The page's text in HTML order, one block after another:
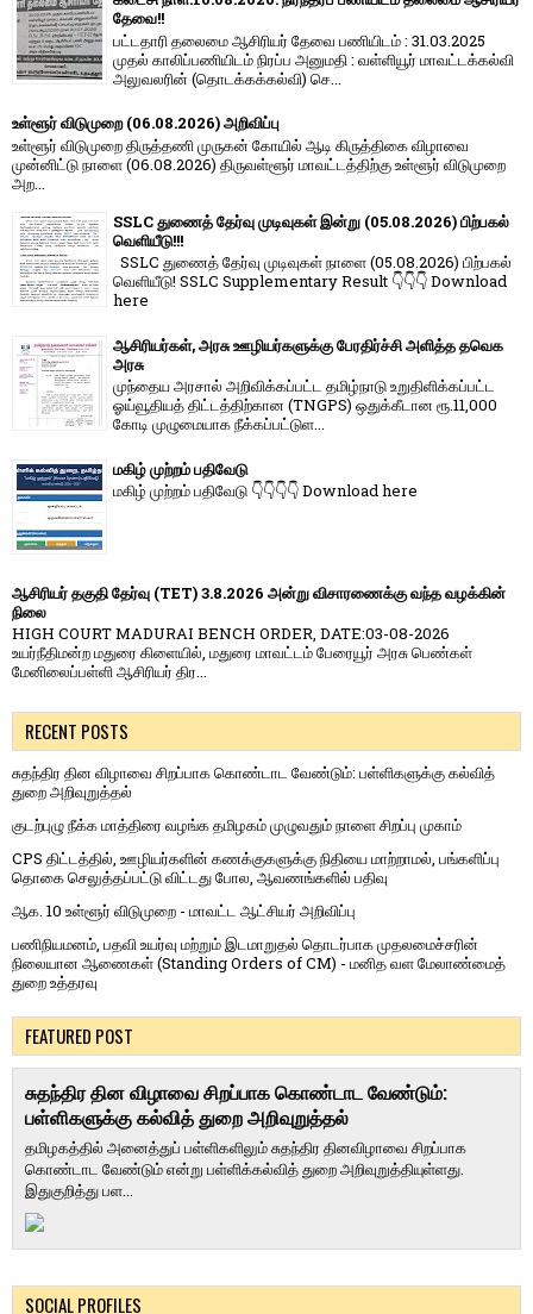
தேவை!!
பட்டதாரி தலைமை ஆசிரியர் தேவை பணியிடம் : 31.03.2025
முதல் காலிப்பணியிடம் நிரப்ப அனுமதி : வள்ளியூர் மாவட்டக்கல்வி
அலுவலரின் (தொடக்கக்கல்வி) செ...
உள்ளூர் விடுமுறை (06.08.2026) அறிவிப்பு
உள்ளூர் விடுமுறை திருத்தணி முருகன் கோயில் ஆடி கிருத்திகை விழாவை
முன்னிட்டு நாளை (06.08.2026) திருவள்ளூர் மாவட்டத்திற்கு உள்ளூர் விடுமுறை
அற...
SSLC துணைத் தேர்வு முடிவுகள் இன்று (05.08.2026) பிற்பகல்
வெளியீடு!!!
SSLC துணைத் தேர்வு முடிவுகள் நாளை (05.08.2026) பிற்பகல்
வெளியீடு! SSLC Supplementary Result 👇👇👇 Download
here
ஆசிரியர்கள், அரசு ஊழியர்களுக்கு பேரதிர்ச்சி அளித்த தவெக
அரசு
முந்தைய அரசால் அறிவிக்கப்பட்ட தமிழ்நாடு உறுதிளிக்கப்பட்ட
ஓய்வூதியத் திட்டத்திற்கான (TNGPS) ஒதுக்கீடான ரூ.11,000
கோடி முழுமையாக நீக்கப்பட்டுள...
மகிழ் முற்றம் பதிவேடு
மகிழ் முற்றம் பதிவேடு 👇👇👇👇 Download here
ஆசிரியர் தகுதி தேர்வு (TET) 3.8.2026 அன்று விசாரணைக்கு வந்த வழக்கின்
நிலை
HIGH COURT MADURAI BENCH ORDER, DATE:03-08-2026
உயர்நீதிமன்ற மதுரை கிளையில், மதுரை மாவட்டம் பேரையூர் அரசு பெண்கள்
மேனிலைப்பள்ளி ஆசிரியர் திர...
RECENT POSTS
சுதந்திர தின விழாவை சிறப்பாக கொண்டாட வேண்டும்: பள்ளிகளுக்கு கல்வித்
துறை அறிவுறுத்தல்
குடற்புழு நீக்க மாத்திரை வழங்க தமிழகம் முழுவதும் நாளை சிறப்பு முகாம்
CPS திட்டத்தில், ஊழியர்களின் கணக்குகளுக்கு நிதியை மாற்றாமல், பங்களிப்பு
தொகை செலுத்தப்பட்டு விட்டது போல, ஆவணங்களில் பதிவு
ஆக. 10 உள்ளூர் விடுமுறை - மாவட்ட ஆட்சியர் அறிவிப்பு
பணிநியமனம், பதவி உயர்வு மற்றும் இடமாறுதல் தொடர்பாக முதலமைச்சரின்
நிலையான ஆணைகள் (Standing Orders of CM) - மனித வள மேலாண்மைத்
துறை உத்தரவு
FEATURED POST
சுதந்திர தின விழாவை சிறப்பாக கொண்டாட வேண்டும்:
பள்ளிகளுக்கு கல்வித் துறை அறிவுறுத்தல்
தமிழகத்தில் அனைத்துப் பள்ளிகளிலும் சுதந்திர தினவிழாவை சிறப்பாக
கொண்டாட வேண்டும் என்று பள்ளிக்கல்வித் துறை அறிவுறுத்தியுள்ளது.
இதுகுறித்து பள...
SOCIAL PROFILES